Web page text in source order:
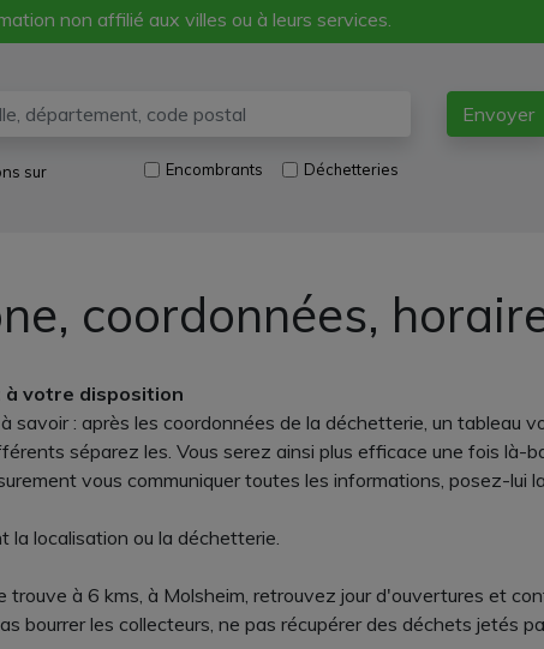
non affilié aux villes ou à leurs services.
Envoyer
sur Encombrants Déchetteries
coordonnées,
à votre disposition
: après les coordonnées de la déchetterie, un tableau
séparez les. Vous serez ainsi plus efficace une fois là-
vous communiquer toutes les informations, posez-lui
la localisation ou la déchetterie.
à 6 kms, à Molsheim, retrouvez jour d'ouvertures et
bourrer les collecteurs, ne pas récupérer des déchets jetés